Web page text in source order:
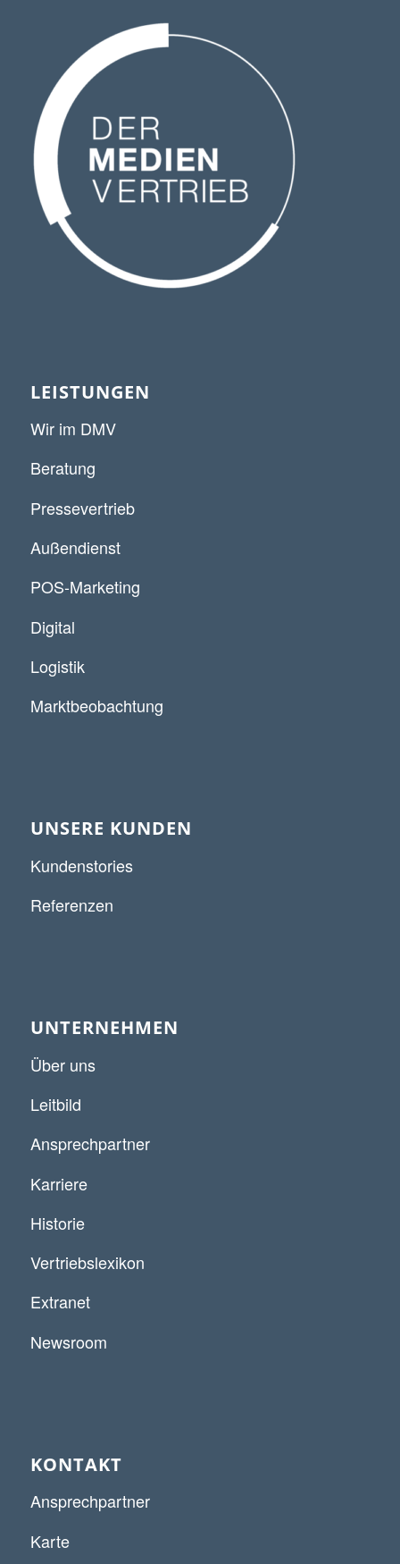
LEISTUNGEN
Wir im DMV
Beratung
Pressevertrieb
Außendienst
POS-Marketing
Digital
Logistik
Marktbeobachtung
UNSERE KUNDEN
Kundenstories
Referenzen
UNTERNEHMEN
Über uns
Leitbild
Ansprechpartner
Karriere
Historie
Vertriebslexikon
Extranet
Newsroom
KONTAKT
Ansprechpartner
Karte